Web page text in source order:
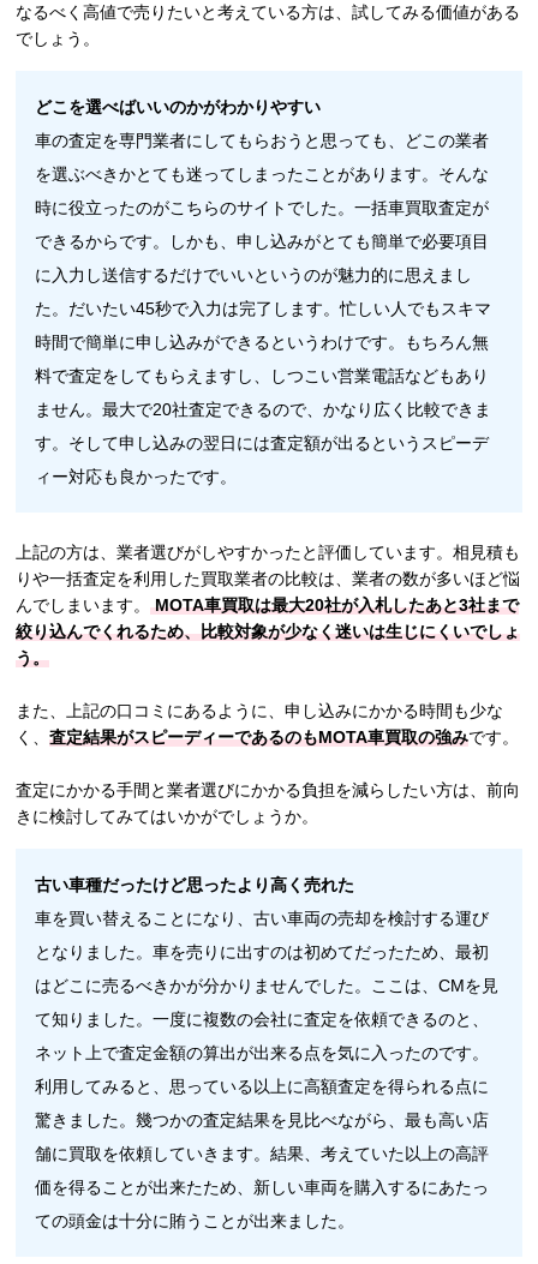
なるべく高値で売りたいと考えている方は、試してみる価値がある
でしょう。
どこを選べばいいのかがわかりやすい
車の査定を専門業者にしてもらおうと思っても、どこの業者
を選ぶべきかとても迷ってしまったことがあります。そんな
時に役立ったのがこちらのサイトでした。一括車買取査定が
できるからです。しかも、申し込みがとても簡単で必要項目
に入力し送信するだけでいいというのが魅力的に思えまし
た。だいたい45秒で入力は完了します。忙しい人でもスキマ
時間で簡単に申し込みができるというわけです。もちろん無
料で査定をしてもらえますし、しつこい営業電話などもあり
ません。最大で20社査定できるので、かなり広く比較できま
す。そして申し込みの翌日には査定額が出るというスピーデ
ィー対応も良かったです。
上記の方は、業者選びがしやすかったと評価しています。相見積も
りや一括査定を利用した買取業者の比較は、業者の数が多いほど悩
んでしまいます。 MOTA車買取は最大20社が入札したあと3社まで
絞り込んでくれるため、比較対象が少なく迷いは生じにくいでしょ
う。
また、上記の口コミにあるように、申し込みにかかる時間も少な
く、 査定結果がスピーディーであるのもMOTA車買取の強みです。
査定にかかる手間と業者選びにかかる負担を減らしたい方は、前向
きに検討してみてはいかがでしょうか。
古い車種だったけど思ったより高く売れた
車を買い替えることになり、古い車両の売却を検討する運び
となりました。車を売りに出すのは初めてだったため、最初
はどこに売るべきかが分かりませんでした。ここは、CMを見
て知りました。一度に複数の会社に査定を依頼できるのと、
ネット上で査定金額の算出が出来る点を気に入ったのです。
利用してみると、思っている以上に高額査定を得られる点に
驚きました。幾つかの査定結果を見比べながら、最も高い店
舗に買取を依頼していきます。結果、考えていた以上の高評
価を得ることが出来たため、新しい車両を購入するにあたっ
ての頭金は十分に賄うことが出来ました。